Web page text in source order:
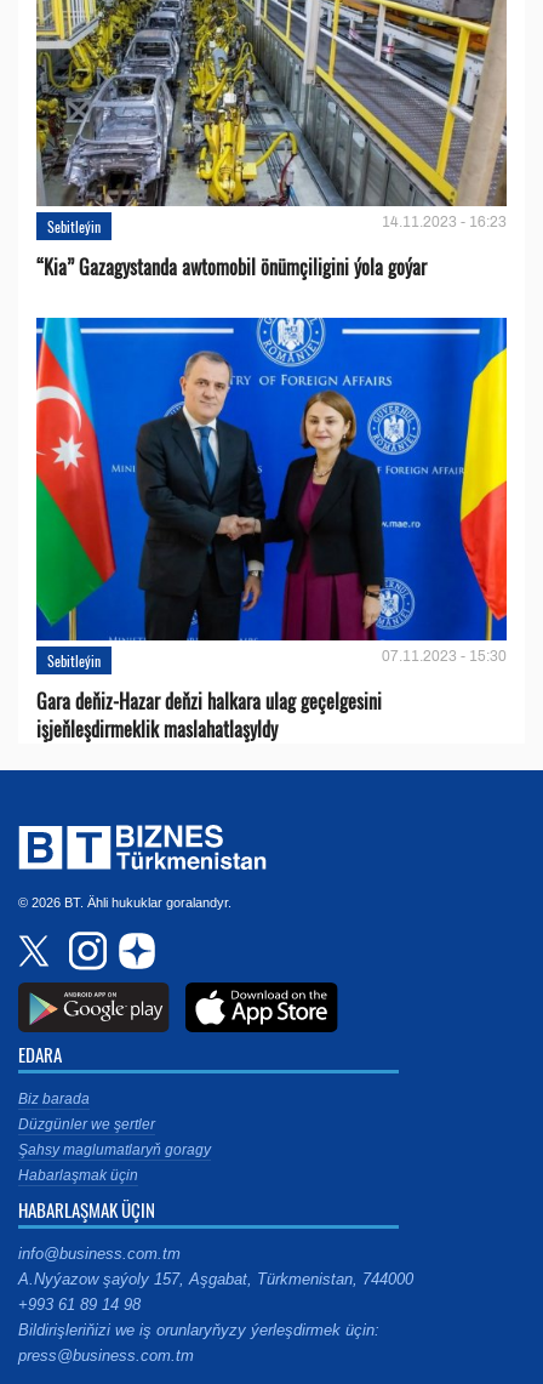
Sebitleýin 14.11.2023 - 16:23
“Kia” Gazagystanda awtomobil önümçiligini ýola goýar
Sebitleýin 07.11.2023 - 15:30
Gara deňiz-Hazar deňzi halkara ulag geçelgesini
işjeňleşdirmeklik maslahatlaşyldy
© 2026 BT. Ähli hukuklar goralandyr.
EDARA
Biz barada
Düzgünler we şertler
Şahsy maglumatlaryň goragy
Habarlaşmak üçin
HABARLAŞMAK ÜÇIN
info@business.com.tm
A.Nyýazow şaýoly 157, Aşgabat, Türkmenistan, 744000
+993 61 89 14 98
Bildirişleriňizi we iş orunlaryňyzy ýerleşdirmek üçin:
press@business.com.tm